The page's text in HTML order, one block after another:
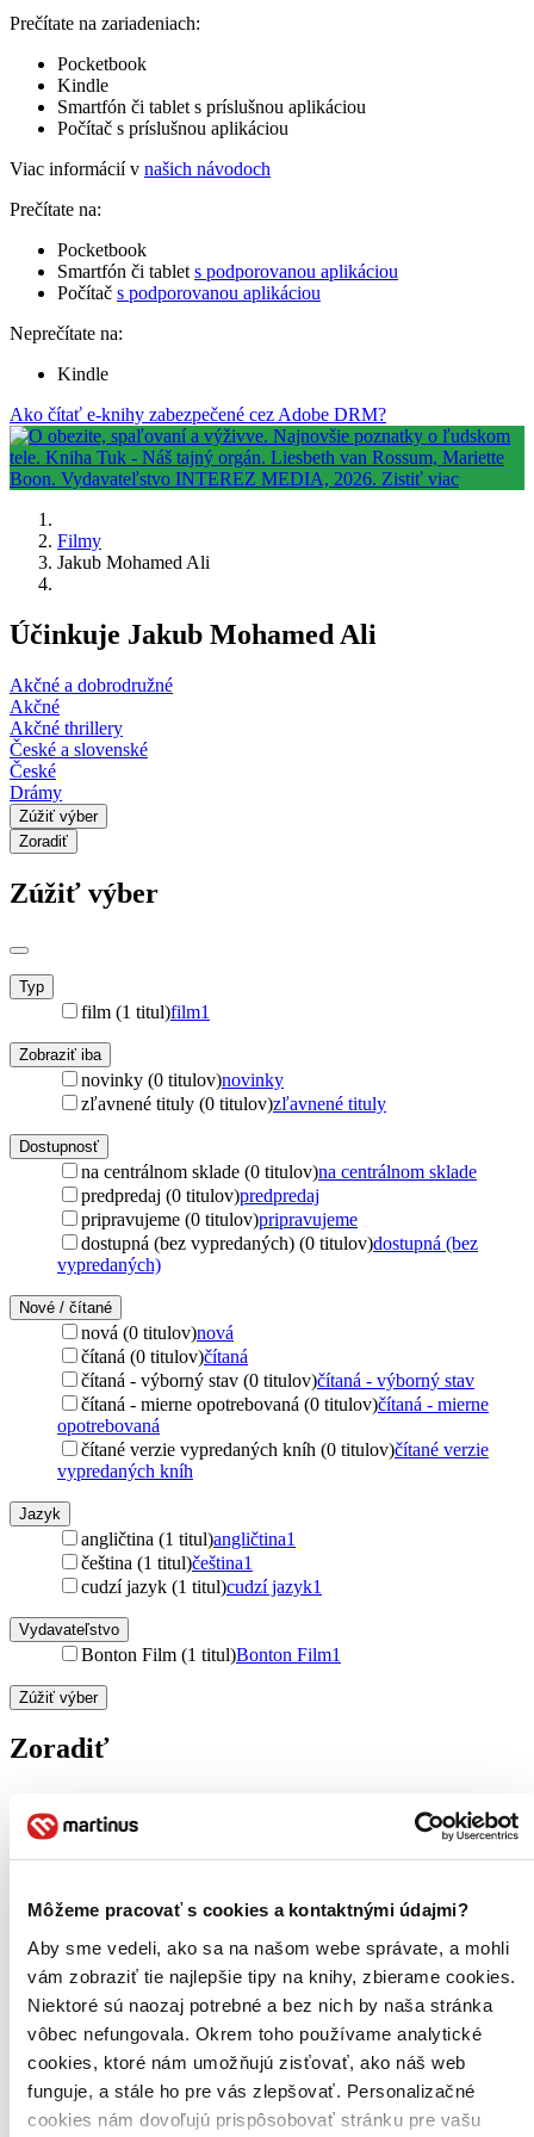
Môžeme pracovať s cookies a kontaktnými údajmi?
Aby sme vedeli, ako sa na našom webe správate, a mohli
vám zobraziť tie najlepšie tipy na knihy, zbierame cookies.
Niektoré sú naozaj potrebné a bez nich by naša stránka
vôbec nefungovala. Okrem toho používame analytické
cookies, ktoré nám umožňujú zisťovať, ako náš web
funguje, a stále ho pre vás zlepšovať. Personalizačné
cookies nám dovoľujú prispôsobovať stránku pre vašu
Prečítate na zariadeniach:
Pocketbook
Kindle
Smartfón či tablet s príslušnou aplikáciou
Počítač s príslušnou aplikáciou
Viac informácií v našich návodoch
Prečítate na:
Pocketbook
Smartfón či tablet s podporovanou aplikáciou
Počítač s podporovanou aplikáciou
Neprečítate na:
Kindle
Ako čítať e-knihy zabezpečené cez Adobe DRM?
Filmy
Jakub Mohamed Ali
Účinkuje Jakub Mohamed Ali
Akčné a dobrodružné
Akčné
Akčné thrillery
České a slovenské
České
Drámy
Zúžiť výber
Zoradiť
Zúžiť výber
Typ
film (1 titul)film1
Zobraziť iba
novinky (0 titulov)novinky
zľavnené tituly (0 titulov)zľavnené tituly
Dostupnosť
na centrálnom sklade (0 titulov)na centrálnom sklade
predpredaj (0 titulov)predpredaj
pripravujeme (0 titulov)pripravujeme
dostupná (bez vypredaných) (0 titulov)dostupná (bez
vypredaných)
Nové / čítané
nová (0 titulov)nová
čítaná (0 titulov)čítaná
čítaná - výborný stav (0 titulov)čítaná - výborný stav
čítaná - mierne opotrebovaná (0 titulov)čítaná - mierne
opotrebovaná
čítané verzie vypredaných kníh (0 titulov)čítané verzie
vypredaných kníh
Jazyk
angličtina (1 titul)angličtina1
čeština (1 titul)čeština1
cudzí jazyk (1 titul)cudzí jazyk1
Vydavateľstvo
Bonton Film (1 titul)Bonton Film1
Zúžiť výber
Zoradiť
Bestsellery
Novinky
Najdrahšie
Najlacnejšie
Najvyššia zľava